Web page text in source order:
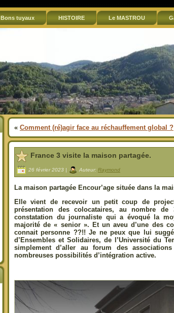
Bons tuyaux HISTOIRE Le MASTROU
« Comment (ré)agir face au réchauffement global ?
France 3 visite la maison partagée.
26 février 2023 | Auteur: Raymond
La maison partagée Encour’age située dans la
Elle vient de recevoir un petit coup de
présentation des colocataires, au nombre
constatation du journaliste qui a évoqué la
majorité de « senior ». Et un aveu d’une des
connait personne ??!! Je ne peux que lui
d’Ensembles et Solidaires, de l’Université du
simplement d’aller au forum des
nombreuses possibilités d’intégration active.